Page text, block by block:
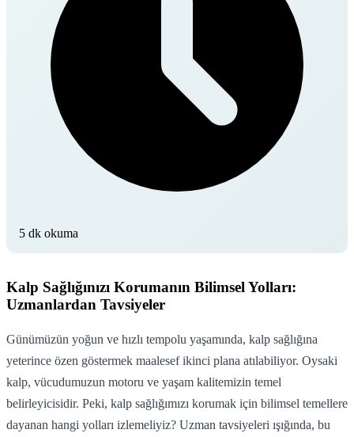
5 dk okuma
Kalp Sağlığınızı Korumanın Bilimsel Yolları:
Uzmanlardan Tavsiyeler
Günümüzün yoğun ve hızlı tempolu yaşamında, kalp sağlığına
yeterince özen göstermek maalesef ikinci plana atılabiliyor. Oysaki
kalp, vücudumuzun motoru ve yaşam kalitemizin temel
belirleyicisidir. Peki, kalp sağlığımızı korumak için bilimsel temellere
dayanan hangi yolları izlemeliyiz? Uzman tavsiyeleri ışığında, bu